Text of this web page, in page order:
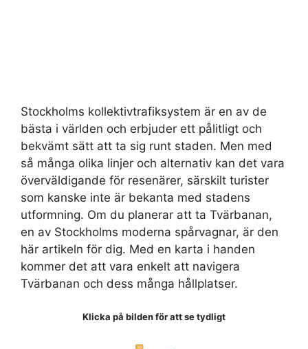
Stockholms kollektivtrafiksystem är en av de
bästa i världen och erbjuder ett pålitligt och
bekvämt sätt att ta sig runt staden. Men med
så många olika linjer och alternativ kan det vara
överväldigande för resenärer, särskilt turister
som kanske inte är bekanta med stadens
utformning. Om du planerar att ta Tvärbanan,
en av Stockholms moderna spårvagnar, är den
här artikeln för dig. Med en karta i handen
kommer det att vara enkelt att navigera
Tvärbanan och dess många hållplatser.
Klicka på bilden för att se tydligt